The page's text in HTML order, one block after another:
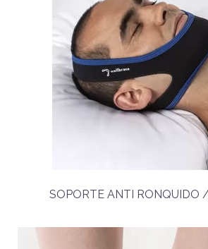
SOPORTE ANTI RONQUIDO